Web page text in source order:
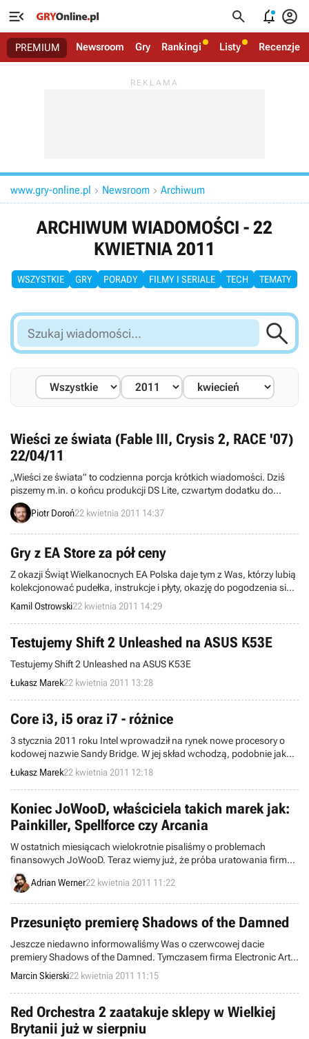
   
PREMIUM Newsroom Gry Rankingi Listy Recenzje
www.gry-online.pl  Newsroom  Archiwum
ARCHIWUM WIADOMOŚCI - 22
KWIETNIA 2011
WSZYSTKIE GRY PORADY FILMY I SERIALE TECH TEMATY
Szukaj
wiadomości...

Wieści ze świata (Fable III, Crysis 2, RACE '07)
22/04/11
„Wieści ze świata” to codzienna porcja krótkich wiadomości. Dziś
piszemy m.in. o końcu produkcji DS Lite, czwartym dodatku do
RACE ’07, cyfrowej wersji Fable III, kolekcji Króla Artura, a także
planach Cryteka. Zapraszamy do lektury.
Piotr Doroń22 kwietnia 2011 14:37
Gry z EA Store za pół ceny
Z okazji Świąt Wielkanocnych EA Polska daje tym z Was, którzy lubią
kolekcjonować pudełka, instrukcje i płyty, okazję do pogodzenia się z
cyfrową dystrybucją. Ci z kolei, którzy już dostrzegają zalety tego
sposobu nabywania gier, będą mieli w najbliższym czasie do
dyspozycji dobry argument w dyskusjach z tradycjonalistami. I
prawdopodobnie kilka nowych tytułów na swoich kontach.
Kamil Ostrowski22 kwietnia 2011 14:29
Testujemy Shift 2 Unleashed na ASUS K53E
Testujemy Shift 2 Unleashed na ASUS K53E
Łukasz Marek22 kwietnia 2011 13:28
Core i3, i5 oraz i7 - różnice
3 stycznia 2011 roku Intel wprowadził na rynek nowe procesory o
kodowej nazwie Sandy Bridge. W jej skład wchodzą, podobnie jak
poprzednio, jednostki z trzech rodzin: Core i3, Core i5 oraz
najwydajniejsze Core i7. Dziś omówimy w skrócie podstawowe
różnice między tymi trzema rodzinami. Ale na początek cechy
wspólne...
Łukasz Marek22 kwietnia 2011 12:18
Koniec JoWooD, właściciela takich marek jak:
Painkiller, Spellforce czy Arcania
W ostatnich miesiącach wielokrotnie pisaliśmy o problemach
finansowych JoWooD. Teraz wiemy już, że próba uratowania firmy
zakończyła się niepowodzeniem.
Adrian Werner22 kwietnia 2011 11:22
Przesunięto premierę Shadows of the Damned
Jeszcze niedawno informowaliśmy Was o czerwcowej dacie
premiery Shadows of the Damned. Tymczasem firma Electronic Arts
potwierdziła, że założony wcześniej termin zostanie przesunięty.
Marcin Skierski22 kwietnia 2011 11:15
Red Orchestra 2 zaatakuje sklepy w Wielkiej
Brytanii już w sierpniu